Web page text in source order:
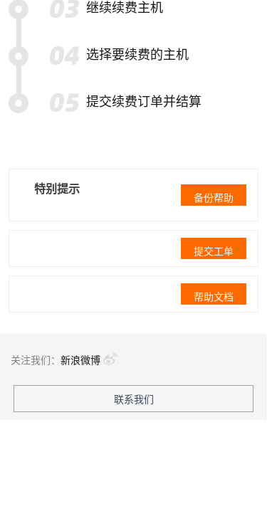
继续续费主机
选择要续费的主机
提交续费订单并结算
特别提示
备份帮助
提交工单
帮助文档